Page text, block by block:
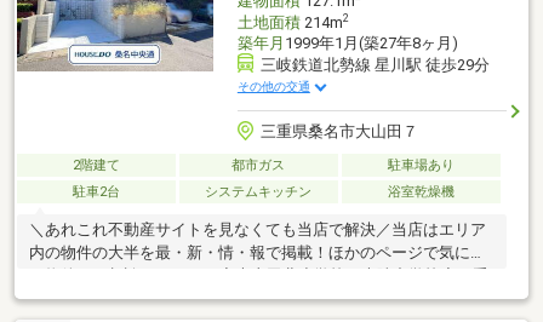
土地面積214m2
築年月 1999年1月(築27年8ヶ月)
三岐鉄道北勢線 星川駅 徒歩29分
その他の交通
三重県桑名市大山田７
2階建て 都市ガス
駐車場あり
駐車2台
システムキッチン 浴室乾燥機
＼あれこれ不動産サイトを見なくても当店で解決／当店はエリア
内の物件の大半を最・新・情・報で掲載！ほかのページで気にな
交通バス「公団住宅西」停徒歩約6分◆リビング約21帖◆駐車場2